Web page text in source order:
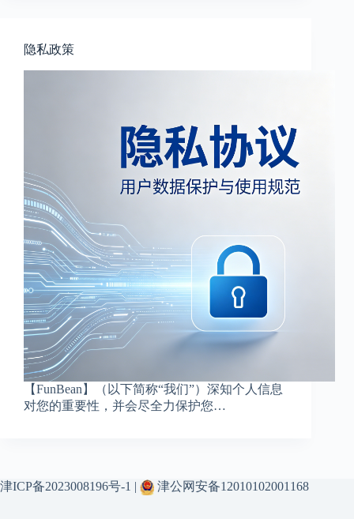
隐私政策
【FunBean】（以下简称“我们”）深知个人信息
对您的重要性，并会尽全力保护您…
津ICP备2023008196号-1 | 津公网安备12010102001168